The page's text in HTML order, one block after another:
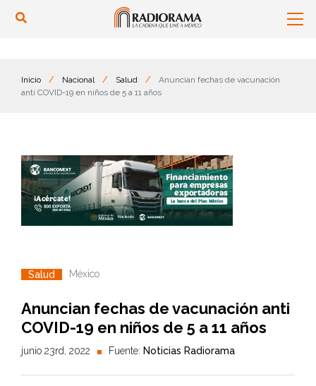
Inicio / Nacional / Salud /
Anuncian fechas de vacunación
anti COVID-19 en niños de 5 a 11 años
Salud México
Anuncian fechas de vacunación anti
COVID-19 en niños de 5 a 11 años
junio 23rd, 2022 Fuente: Noticias Radiorama